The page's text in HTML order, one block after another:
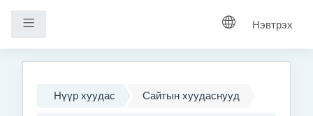
Хажуугийн самбар Нэвтрэх
Нүүр хуудас
Сайтын хуудаснууд